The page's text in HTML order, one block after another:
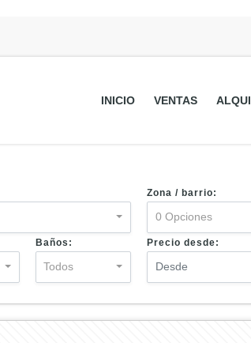
INICIO VENTAS
Zona / barrio:
0 Opciones
Baños:
Todos
Precio desde: